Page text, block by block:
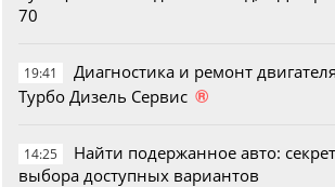
70
19:41
Диагностика и ремонт
Турбо Дизель Сервис ®
14:25
Найти подержанное авто:
выбора доступных вариантов